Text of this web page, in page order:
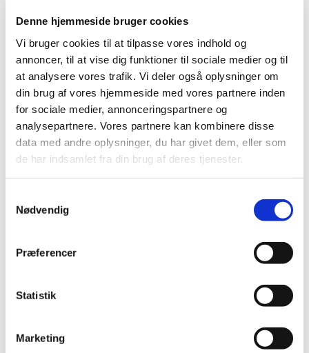
Denne hjemmeside bruger cookies
Vi bruger cookies til at tilpasse vores indhold og
annoncer, til at vise dig funktioner til sociale medier og til
at analysere vores trafik. Vi deler også oplysninger om
din brug af vores hjemmeside med vores partnere inden
for sociale medier, annonceringspartnere og
analysepartnere. Vores partnere kan kombinere disse
data med andre oplysninger, du har givet dem, eller som
de har indsamlet fra din brug af deres tjenester.
Nødvendig
Præferencer
Statistik
Marketing
ikke kun venligt over for naturen og familiens
økonomi, men byder også på masser af
køreglæde ved kørsel.
Login